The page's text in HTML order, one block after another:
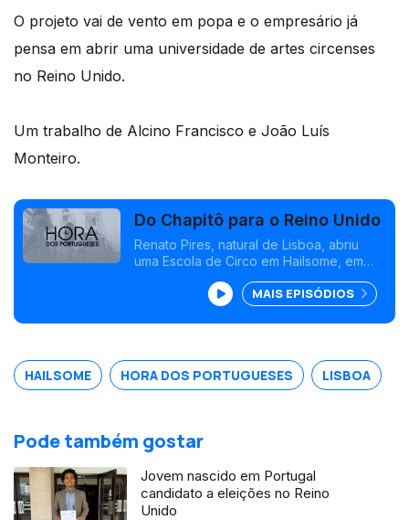
O projeto vai de vento em popa e o empresário já
pensa em abrir uma universidade de artes circenses
no Reino Unido.
Um trabalho de Alcino Francisco e João Luís
Monteiro.
Do Chapitô para o Reino Unido
Renato Pires, natural de Lisboa, abriu
uma Escola de Circo em Hailsome, em
MAIS EPISÓDIOS
HAILSOME HORA DOS PORTUGUESES LISBOA
Pode também gostar
Jovem nascido em Portugal
candidato a eleições no Reino
Unido